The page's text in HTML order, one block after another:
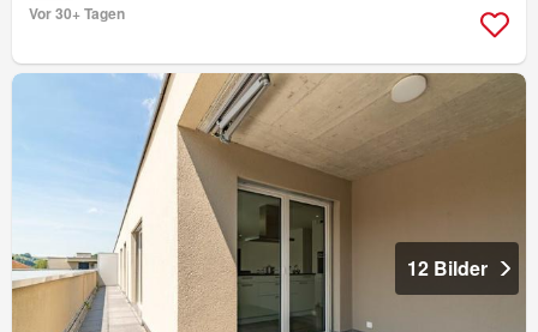
Vor 30+ Tagen
12 Bilder